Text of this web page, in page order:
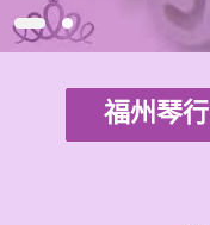
福州琴行